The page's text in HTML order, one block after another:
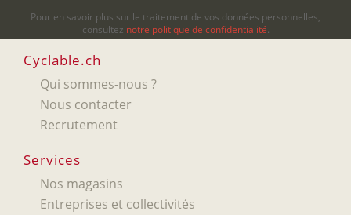
Pour en savoir plus sur le traitement de vos données personnelles,
consultez notre politique de confidentialité.
Cyclable.ch
Qui sommes-nous ?
Nous contacter
Recrutement
Services
Nos magasins
Entreprises et collectivités